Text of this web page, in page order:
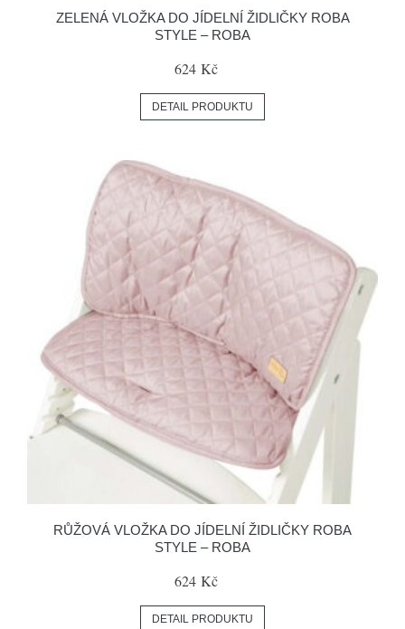
ZELENÁ VLOŽKA DO JÍDELNÍ ŽIDLIČKY ROBA
STYLE – ROBA
624 Kč
DETAIL PRODUKTU
RŮŽOVÁ VLOŽKA DO JÍDELNÍ ŽIDLIČKY ROBA
STYLE – ROBA
624 Kč
DETAIL PRODUKTU